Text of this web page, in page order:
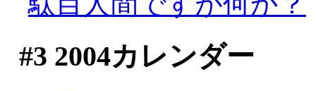
#3 2004カレンダー